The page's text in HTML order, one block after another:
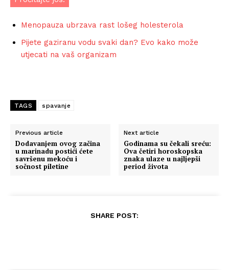
Menopauza ubrzava rast lošeg holesterola
Pijete gaziranu vodu svaki dan? Evo kako može
utjecati na vaš organizam
TAGS spavanje
Previous article
Dodavanjem ovog začina
u marinadu postići ćete
savršenu mekoću i
sočnost piletine
Next article
Godinama su čekali sreću:
Ova četiri horoskopska
znaka ulaze u najljepši
period života
SHARE POST: